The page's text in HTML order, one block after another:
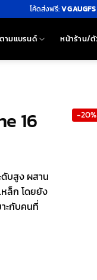
โค้ดส่งฟรี:VGAUGFS
ามแบรนด์ หน้าร้าน/ตั
16
ดับสูง ผสาน
ล็ก โดยยัง
ะกับคนที่
-20%